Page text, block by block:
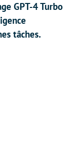
GPT-4 Turbo
tâches.